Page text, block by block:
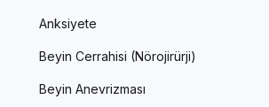
Anksiyete
Beyin Cerrahisi (Nörojirürji)
Beyin Anevrizması